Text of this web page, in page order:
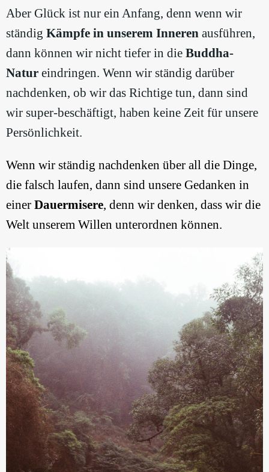
Aber Glück ist nur ein Anfang, denn wenn wir
ständig Kämpfe in unserem Inneren ausführen,
dann können wir nicht tiefer in die Buddha-
Natur eindringen. Wenn wir ständig darüber
nachdenken, ob wir das Richtige tun, dann sind
wir super-beschäftigt, haben keine Zeit für unsere
Persönlichkeit.
Wenn wir ständig nachdenken über all die Dinge,
die falsch laufen, dann sind unsere Gedanken in
einer Dauermisere, denn wir denken, dass wir die
Welt unserem Willen unterordnen können.